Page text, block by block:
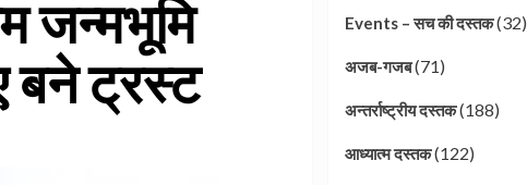
जन्‍मभूमि
बने ट्रस्‍ट
Events – सच की दस्तक(32)
अजब-गजब(71)
अन्तर्राष्ट्रीय दस्तक(188)
आध्यात्म दस्तक(122)